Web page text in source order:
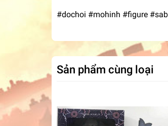
#dochoi #mohinh #figure
Sản phẩm cùng loại